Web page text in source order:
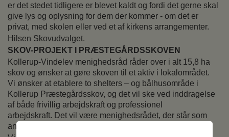
er det stedet tidligere er blevet kaldt og fordi det gerne skal
give lys og oplysning for dem der kommer - om det er
privat, med skolen eller ved et af kirkens arrangementer.
Hilsen Skovudvalget.
SKOV-PROJEKT I PRÆSTEGÅRDSSKOVEN
Kollerup-Vindelev menighedsråd råder over i alt 15,8 ha
skov og ønsker at gøre skoven til et aktiv i lokalområdet.
Vi ønsker at etablere to shelters – og bålhusområde i
Kollerup Præstegårdsskov, og det vil ske ved inddragelse
af både frivillig arbejdskraft og professionel
arbejdskraft. Det vil være menighedsrådet, der står som
ansvarlig for projektet og dets videre drift.